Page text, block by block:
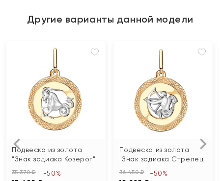
Другие варианты данной модели
Подвеска из золота
"Знак зодиака Козерог"
35 370 ₽ -50%
Подвеска из золота
"Знак зодиака Стрелец"
36 450 ₽ -50%